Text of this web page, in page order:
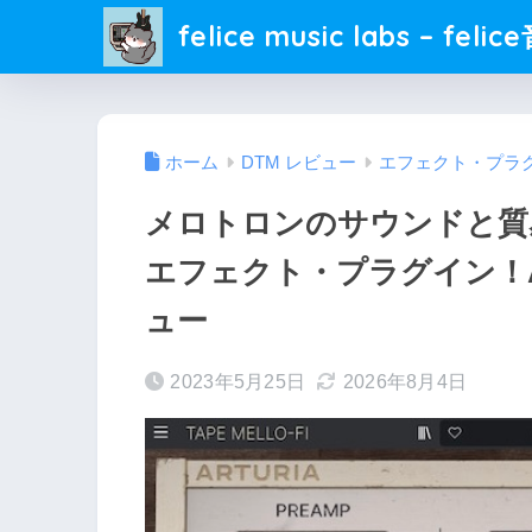
felice music labs – felice
ホーム DTM レビュー エフェクト・プラ
メロトロンのサウンドと
エフェクト・プラグイン
ュー
2023年5月25日 2026年8月4日